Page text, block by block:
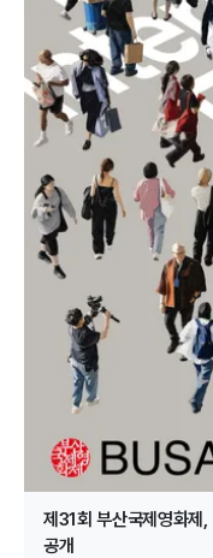
제31회 부산국제영화
공개